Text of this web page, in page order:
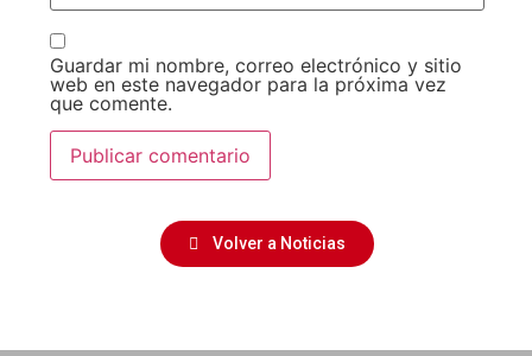
Guardar mi nombre, correo electrónico y sitio
web en este navegador para la próxima vez
que comente.
Volver a Noticias